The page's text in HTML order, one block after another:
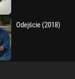
Odejście (2018)